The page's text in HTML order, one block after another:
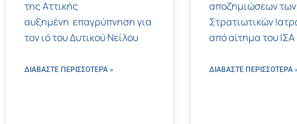
της Αττικής
αυξημένη επαγρύπνηση για
τον ιό του Δυτικού Νείλου
ΔΙΑΒΑΣΤΕ ΠΕΡΙΣΣΌΤΕΡΑ »
αποζημιώσεων των
Στρατιωτικών
από αίτημα του ΙΣΑ
ΔΙΑΒΑΣΤΕ ΠΕΡΙΣΣΌΤΕΡΑ